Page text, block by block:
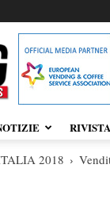
RIVISTA
2018